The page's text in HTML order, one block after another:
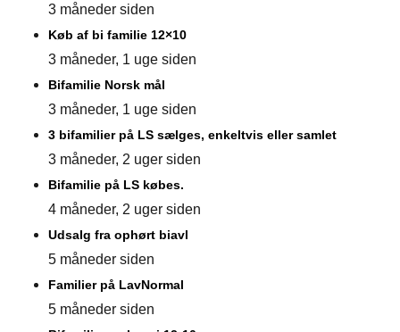
3 måneder siden
Køb af bi familie 12×10
3 måneder, 1 uge siden
Bifamilie Norsk mål
3 måneder, 1 uge siden
3 bifamilier på LS sælges, enkeltvis eller samlet
3 måneder, 2 uger siden
Bifamilie på LS købes.
4 måneder, 2 uger siden
Udsalg fra ophørt biavl
5 måneder siden
Familier på LavNormal
5 måneder siden